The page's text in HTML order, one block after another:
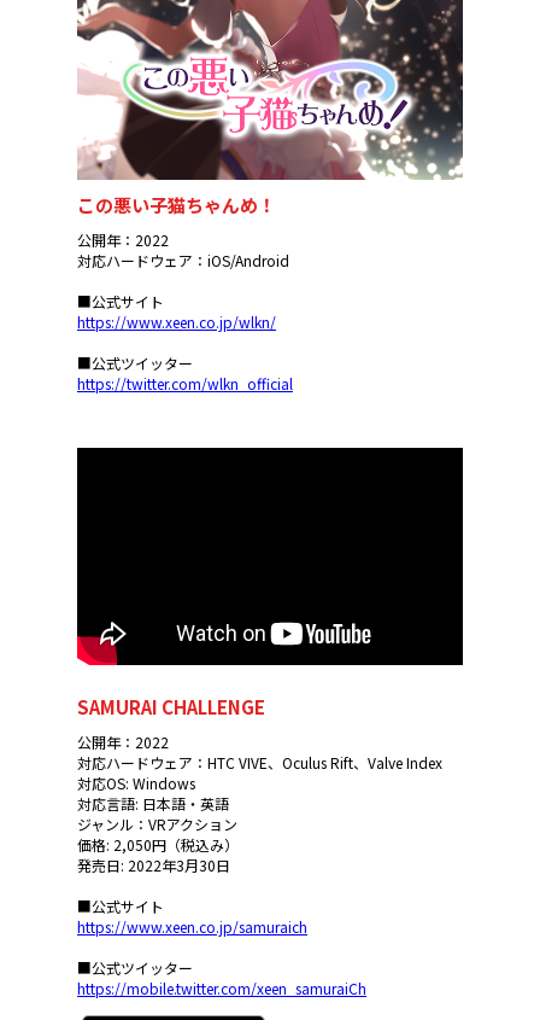
この悪い子猫ちゃんめ！
公開年：2022
対応ハードウェア：iOS/Android
■公式サイト
https://www.xeen.co.jp/wlkn/
■公式ツイッター
https://twitter.com/wlkn_official
SAMURAI CHALLENGE
公開年：2022
対応ハードウェア：HTC VIVE、Oculus Rift、Valve Index
対応OS: Windows
対応言語: 日本語・英語
ジャンル：VRアクション
価格: 2,050円（税込み）
発売日: 2022年3月30日
■公式サイト
https://www.xeen.co.jp/samuraich
■公式ツイッター
https://mobile.twitter.com/xeen_samuraiCh